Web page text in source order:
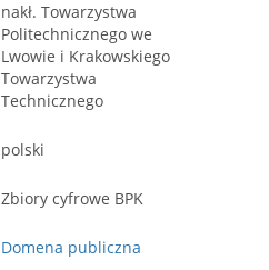
nakł. Towarzystwa
Politechnicznego we
Lwowie i Krakowskiego
Towarzystwa
Technicznego
polski
Zbiory cyfrowe BPK
Domena publiczna